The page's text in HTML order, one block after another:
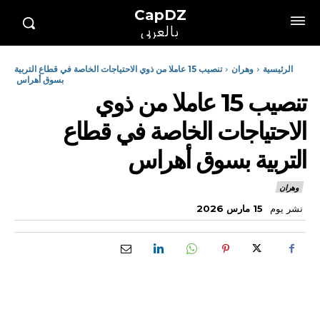
CapDZ
بالعربي
الرئيسية وهران
تنصيب 15 عاملا من ذوي الاحتياجات الخاصة في قطاع التربية
بسوق أهراس
تنصيب 15 عاملا من ذوي
الاحتياجات الخاصة في قطاع
التربية بسوق أهراس
وهران
نشر يوم 15 مارس 2026